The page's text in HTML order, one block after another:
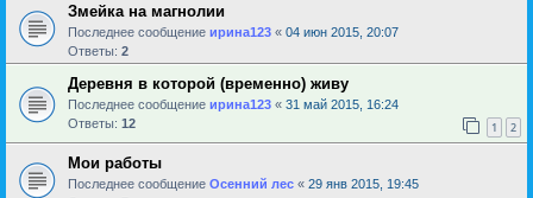
Змейка на магнолии
Последнее сообщение ирина123 « 04 июн 2015, 20:07
Ответы: 2
Деревня в которой (временно) живу
Последнее сообщение ирина123 « 31 май 2015, 16:24
Ответы: 12 1 2
Мои работы
Последнее сообщение Осенний лес « 29 янв 2015, 19:45